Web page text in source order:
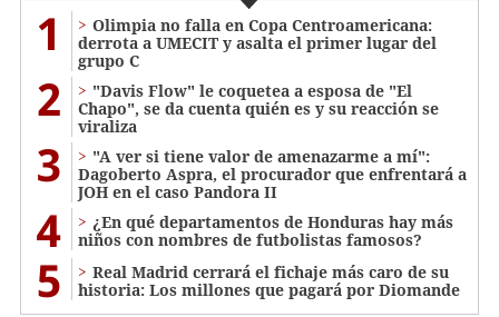
1
Olimpia no falla en Copa Centroamericana:
derrota a UMECIT y asalta el primer lugar del
grupo C
2
"Davis Flow" le coquetea a esposa de "El
Chapo", se da cuenta quién es y su reacción se
viraliza
3
"A ver si tiene valor de amenazarme a mí":
Dagoberto Aspra, el procurador que enfrentará a
JOH en el caso Pandora II
4
¿En qué departamentos de Honduras hay más
niños con nombres de futbolistas famosos?
5
Real Madrid cerrará el fichaje más caro de su
historia: Los millones que pagará por Diomande